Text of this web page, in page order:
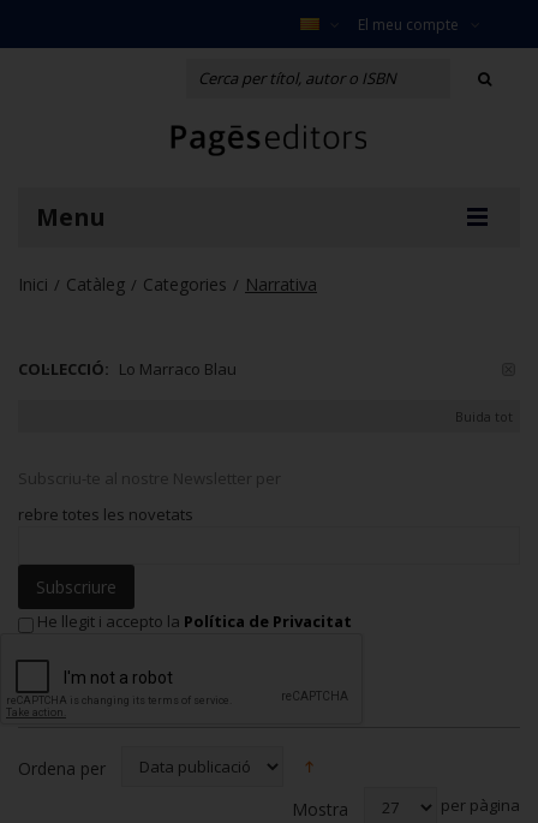
El meu compte
Menu
Inici / Catàleg / Categories / Narrativa
COL·LECCIÓ: Lo Marraco Blau
Buida tot
Subscriu-te al nostre Newsletter per
rebre totes les novetats
Subscriure
He llegit i accepto la Política de Privacitat
Ordena per
Mostra
per pàgina